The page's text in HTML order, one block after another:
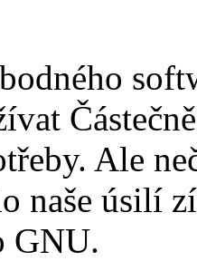
Ale
naše úsilí
GNU.